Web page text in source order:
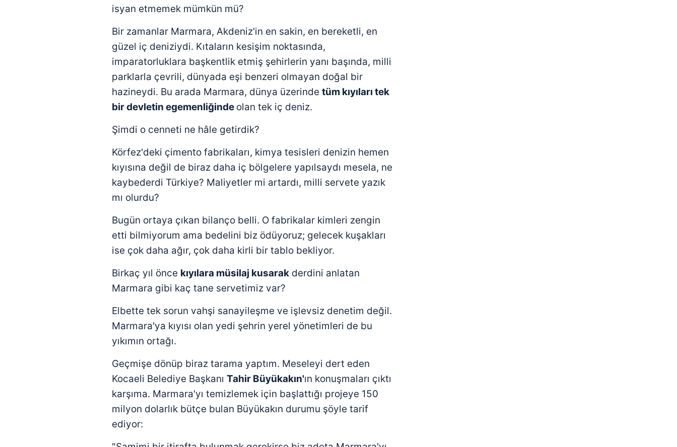
isyan etmemek mümkün mü?
Bir zamanlar Marmara, Akdeniz'in en sakin, en bereketli, en
güzel iç deniziydi. Kıtaların kesişim noktasında,
imparatorluklara başkentlik etmiş şehirlerin yanı başında, milli
parklarla çevrili, dünyada eşi benzeri olmayan doğal bir
hazineydi. Bu arada Marmara, dünya üzerinde tüm kıyıları tek
bir devletin egemenliğinde olan tek iç deniz.
Şimdi o cenneti ne hâle getirdik?
Körfez'deki çimento fabrikaları, kimya tesisleri denizin hemen
kıyısına değil de biraz daha iç bölgelere yapılsaydı mesela, ne
kaybederdi Türkiye? Maliyetler mi artardı, milli servete yazık
mı olurdu?
Bugün ortaya çıkan bilanço belli. O fabrikalar kimleri zengin
etti bilmiyorum ama bedelini biz ödüyoruz; gelecek kuşakları
ise çok daha ağır, çok daha kirli bir tablo bekliyor.
Birkaç yıl önce kıyılara müsilaj kusarak derdini anlatan
Marmara gibi kaç tane servetimiz var?
Elbette tek sorun vahşi sanayileşme ve işlevsiz denetim değil.
Marmara'ya kıyısı olan yedi şehrin yerel yönetimleri de bu
yıkımın ortağı.
Geçmişe dönüp biraz tarama yaptım. Meseleyi dert eden
Kocaeli Belediye Başkanı Tahir Büyükakın'ın konuşmaları çıktı
karşıma. Marmara'yı temizlemek için başlattığı projeye 150
milyon dolarlık bütçe bulan Büyükakın durumu şöyle tarif
ediyor: